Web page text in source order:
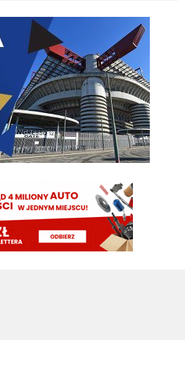
ołktri ma tym samym argumenty zeby